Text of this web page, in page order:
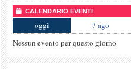
CALENDARIO EVENTI
oggi 7 ago
Nessun evento per questo giorno